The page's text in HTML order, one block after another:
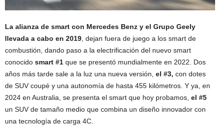
La alianza de smart con Mercedes Benz y el Grupo Geely
llevada a cabo en 2019 , dejan fuera de juego a los smart de
combustión, dando paso a la electrificación del nuevo smart
conocido smart #1 que se presentó mundialmente en 2022. Dos
años más tarde sale a la luz una nueva versión, el #3, con dotes
de SUV coupé y una autonomía de hasta 455 kilómetros. Y ya, en
2024 en Australia, se presenta el smart que hoy probamos, el #5
un SUV de tamaño medio que combina un diseño innovador con
una tecnología de carga 4C.